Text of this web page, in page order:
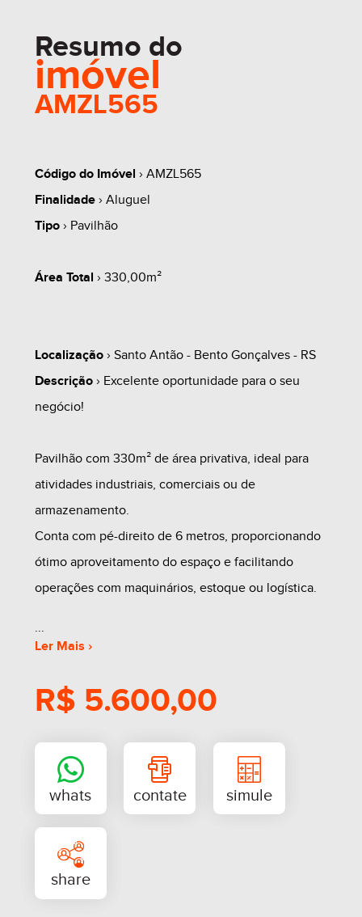
Resumo do
imóvel
AMZL565
Código do Imóvel › AMZL565
Finalidade› Aluguel
Tipo› Pavilhão
Área Total › 330,00m²
Localização› Santo Antão - Bento Gonçalves - RS
Descrição› Excelente oportunidade para o seu
negócio!
Pavilhão com 330m² de área privativa, ideal para
atividades industriais, comerciais ou de
armazenamento.
Conta com pé-direito de 6 metros, proporcionando
ótimo aproveitamento do espaço e facilitando
operações com maquinários, estoque ou logística.
Destaques do imóvel:
Ampla área interna
Pé-direito alto (6m)
Ótima ventilação e iluminação
Fácil acesso para carga e descarga
Localização estratégica no bairro Santo Antão
Entre em contato e agende sua visita!
Ler Mais ›
R$ 5.600,00